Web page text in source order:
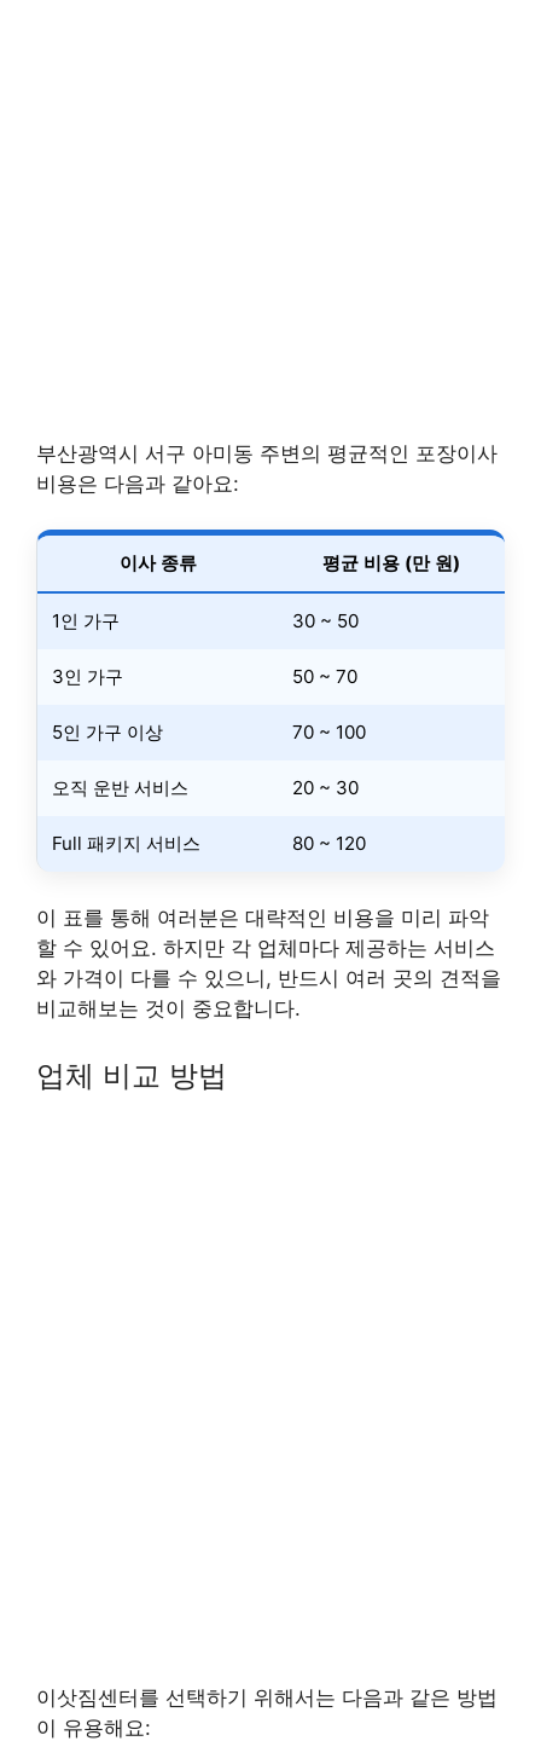
부산광역시 서구 아미동 주변의 평균적인 포장이사
비용은 다음과 같아요:
이사 종류 평균 비용 (만 원)
1인 가구 30 ~ 50
3인 가구 50 ~ 70
5인 가구 이상 70 ~ 100
오직 운반 서비스 20 ~ 30
Full 패키지 서비스 80 ~ 120
이 표를 통해 여러분은 대략적인 비용을 미리 파악
할 수 있어요. 하지만 각 업체마다 제공하는 서비스
와 가격이 다를 수 있으니, 반드시 여러 곳의 견적을
비교해보는 것이 중요합니다.
업체 비교 방법
이삿짐센터를 선택하기 위해서는 다음과 같은 방법
이 유용해요: